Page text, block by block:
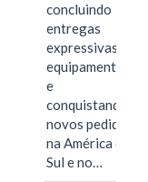
concluindo
entregas
expressivas de
equipamentos
e
conquistando
novos pedidos
na América do
Sul e no…